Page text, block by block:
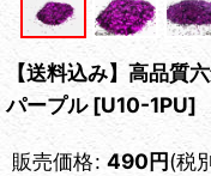
【送料込み】高品質
パープル [U10-1PU]
販売価格: 490円(税